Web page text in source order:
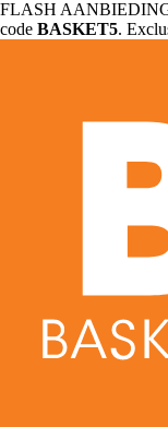
FLASH
code BASKET5.